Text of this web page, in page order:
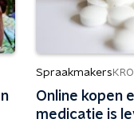
Spraakmakers
Online kopen
medicatie is